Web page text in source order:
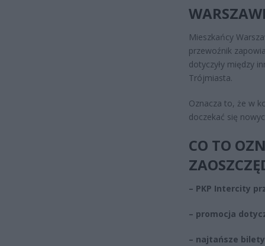
Mieszkańcy
przewoźnik
dotyczyły między
Trójmiasta.
Oznacza to, że w
doczekać się
CO TO
– PKP Intercity
– promocja
– najtańsze